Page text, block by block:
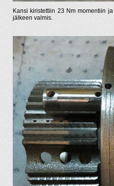
Kansi kiristettiin 23 Nm momentiin
jälkeen valmis.